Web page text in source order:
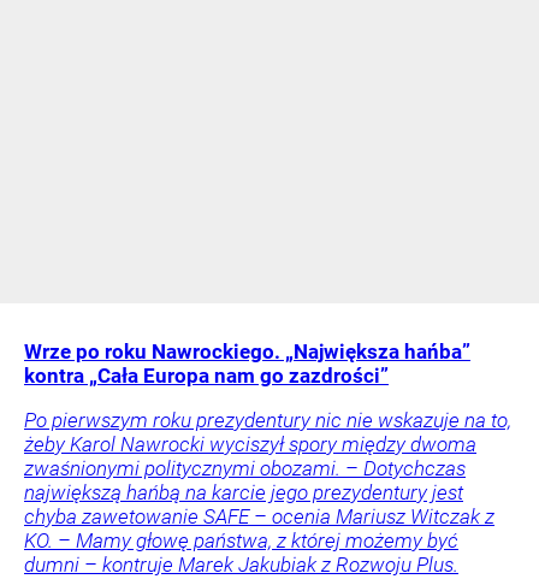
Wrze po roku Nawrockiego. „Największa hańba”
kontra „Cała Europa nam go zazdrości”
Po pierwszym roku prezydentury nic nie wskazuje na to,
żeby Karol Nawrocki wyciszył spory między dwoma
zwaśnionymi politycznymi obozami. – Dotychczas
największą hańbą na karcie jego prezydentury jest
chyba zawetowanie SAFE – ocenia Mariusz Witczak z
KO. – Mamy głowę państwa, z której możemy być
dumni – kontruje Marek Jakubiak z Rozwoju Plus.